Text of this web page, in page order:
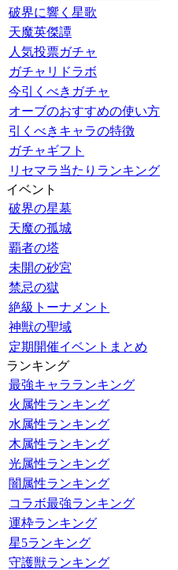
破界に響く星歌
天魔英傑譚
人気投票ガチャ
ガチャリドラボ
今引くべきガチャ
オーブのおすすめの使い方
引くべきキャラの特徴
ガチャギフト
リセマラ当たりランキング
イベント
破界の星墓
天魔の孤城
覇者の塔
未開の砂宮
禁忌の獄
絶級トーナメント
神獣の聖域
定期開催イベントまとめ
ランキング
最強キャラランキング
火属性ランキング
水属性ランキング
木属性ランキング
光属性ランキング
闇属性ランキング
コラボ最強ランキング
運枠ランキング
星5ランキング
守護獣ランキング